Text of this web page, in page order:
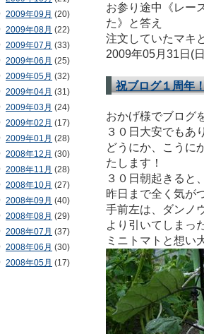
お参り途中《レー
た》と答え
注文していたマキ
2009年05月31日(
祝ブログ１周年
おかげ様でブログ
３０日大安でもあ
どうにか、こうに
たします！
３０日朝起きると
昨日まで全く気が
手前左は、ダンノ
より引いてしまっ
ミニトマトと想い
2009年09月 (20)
2009年08月 (22)
2009年07月 (33)
2009年06月 (25)
2009年05月 (32)
2009年04月 (31)
2009年03月 (24)
2009年02月 (17)
2009年01月 (28)
2008年12月 (30)
2008年11月 (28)
2008年10月 (27)
2008年09月 (40)
2008年08月 (29)
2008年07月 (37)
2008年06月 (30)
2008年05月 (17)